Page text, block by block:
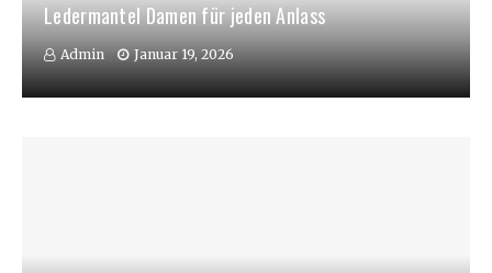
Ledermantel Damen für jeden Anlass
Admin Januar 19, 2026